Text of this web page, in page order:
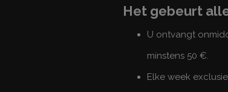
Het gebeurt
U ontvangt
minstens 50 €.
Elke week